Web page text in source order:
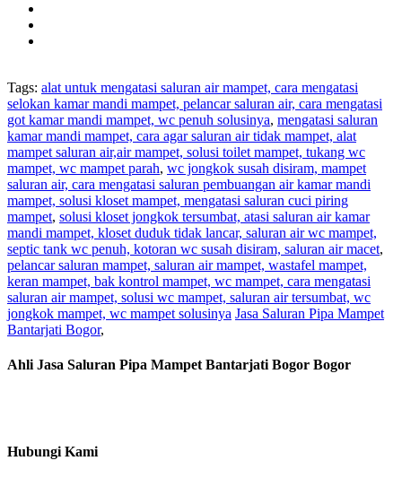
Tags: alat untuk mengatasi saluran air mampet, cara mengatasi
selokan kamar mandi mampet, pelancar saluran air, cara mengatasi
got kamar mandi mampet, wc penuh solusinya, mengatasi saluran
kamar mandi mampet, cara agar saluran air tidak mampet, alat
mampet saluran air,air mampet, solusi toilet mampet, tukang wc
mampet, wc mampet parah, wc jongkok susah disiram, mampet
saluran air, cara mengatasi saluran pembuangan air kamar mandi
mampet, solusi kloset mampet, mengatasi saluran cuci piring
mampet, solusi kloset jongkok tersumbat, atasi saluran air kamar
mandi mampet, kloset duduk tidak lancar, saluran air wc mampet,
septic tank wc penuh, kotoran wc susah disiram, saluran air macet,
pelancar saluran mampet, saluran air mampet, wastafel mampet,
keran mampet, bak kontrol mampet, wc mampet, cara mengatasi
saluran air mampet, solusi wc mampet, saluran air tersumbat, wc
jongkok mampet, wc mampet solusinya Jasa Saluran Pipa Mampet
Bantarjati Bogor,
Ahli Jasa Saluran Pipa Mampet Bantarjati Bogor Bogor
Hubungi Kami